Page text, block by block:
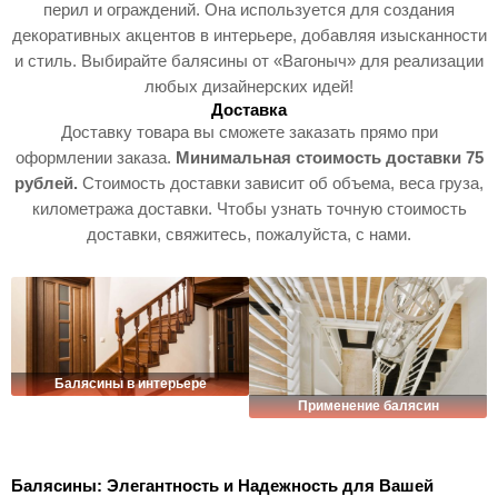
перил и ограждений. Она используется для создания
декоративных акцентов в интерьере, добавляя изысканности
и стиль. Выбирайте балясины от «Вагоныч» для реализации
любых дизайнерских идей!
Доставка
Доставку товара вы сможете заказать прямо при
оформлении заказа. Минимальная стоимость доставки 75
рублей. Стоимость доставки зависит об объема, веса груза,
километража доставки. Чтобы узнать точную стоимость
доставки, свяжитесь, пожалуйста, с нами.
Балясины в интерьере
Применение балясин
Балясины: Элегантность и Надежность для Вашей